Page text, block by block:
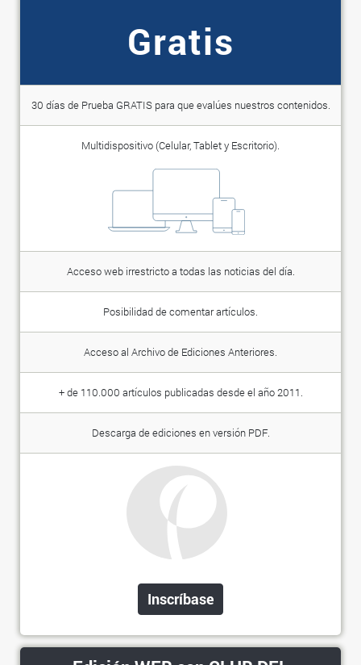
Gratis
30 días de Prueba GRATIS para que evalúes nuestros contenidos.
Multidispositivo (Celular, Tablet y Escritorio).
Acceso web irrestricto a todas las noticias del día.
Posibilidad de comentar artículos.
Acceso al Archivo de Ediciones Anteriores.
+ de 110.000 artículos publicadas desde el año 2011.
Descarga de ediciones en versión PDF.
Inscríbase